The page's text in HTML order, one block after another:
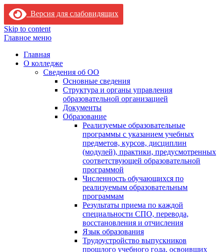
Версия для слабовидящих
Skip to content
Главное меню
Главная
О колледже
Сведения об ОО
Основные сведения
Структура и органы управления
образовательной организацией
Документы
Образование
Реализуемые образовательные
программы с указанием учебных
предметов, курсов, дисциплин
(модулей), практики, предусмотренных
соответствующей образовательной
программой
Численность обучающихся по
реализуемым образовательным
программам
Результаты приема по каждой
специальности СПО, перевода,
восстановления и отчисления
Язык образования
Трудоустройство выпускников
прошлого учебного года, освоивших